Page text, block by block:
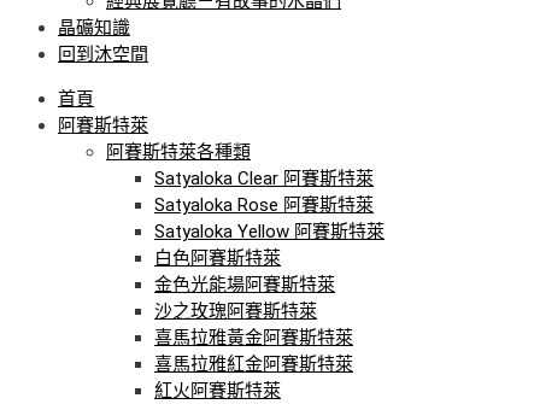
晶礦知識
回到沐空間
首頁
阿賽斯特萊
阿賽斯特萊各種類
Satyaloka Clear 阿賽斯特萊
Satyaloka Rose 阿賽斯特萊
Satyaloka Yellow 阿賽斯特萊
白色阿賽斯特萊
金色光能場阿賽斯特萊
沙之玫瑰阿賽斯特萊
喜馬拉雅黃金阿賽斯特萊
喜馬拉雅紅金阿賽斯特萊
紅火阿賽斯特萊